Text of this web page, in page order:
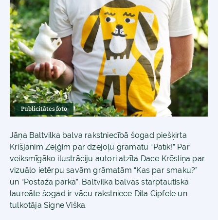
Publicitātes foto
Jāņa Baltvilka balva rakstniecībā šogad piešķirta
Krišjānim Zeļģim par dzejoļu grāmatu “Patīk!” Par
veiksmīgāko ilustrāciju autori atzīta Dace Krēsliņa par
vizuālo ietērpu savām grāmatām “Kas par smaku?”
un “Postaža parkā”. Baltvilka balvas starptautiskā
laureāte šogad ir vācu rakstniece Dita Cipfele un
tulkotāja Signe Viška.